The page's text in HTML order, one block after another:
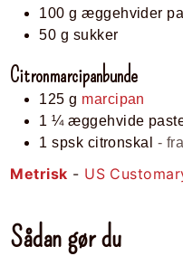
100 g æggehvider
50 g sukker
Citronmarcipanbunde
125 g marcipan
1 ¼ æggehvide
1 spsk citronskal -
Metrisk - US
Sådan gør du